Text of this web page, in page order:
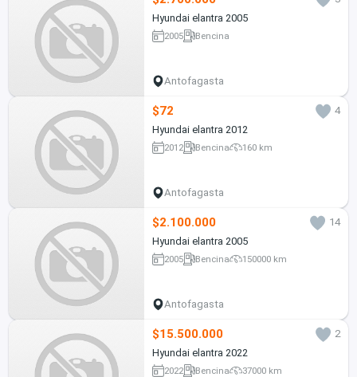
Hyundai elantra 2005
2005 Bencina
Antofagasta
$72
4
Hyundai elantra 2012
2012 Bencina 160 km
Antofagasta
$2.100.000
14
Hyundai elantra 2005
2005 Bencina 150000 km
Antofagasta
$15.500.000
2
Hyundai elantra 2022
2022 Bencina 37000 km